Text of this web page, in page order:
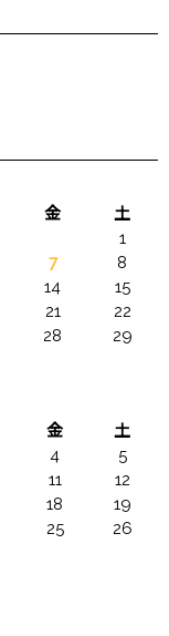
金
土
1
7
8
14
15
21
22
28
29
金
土
4
5
11
12
18
19
25
26